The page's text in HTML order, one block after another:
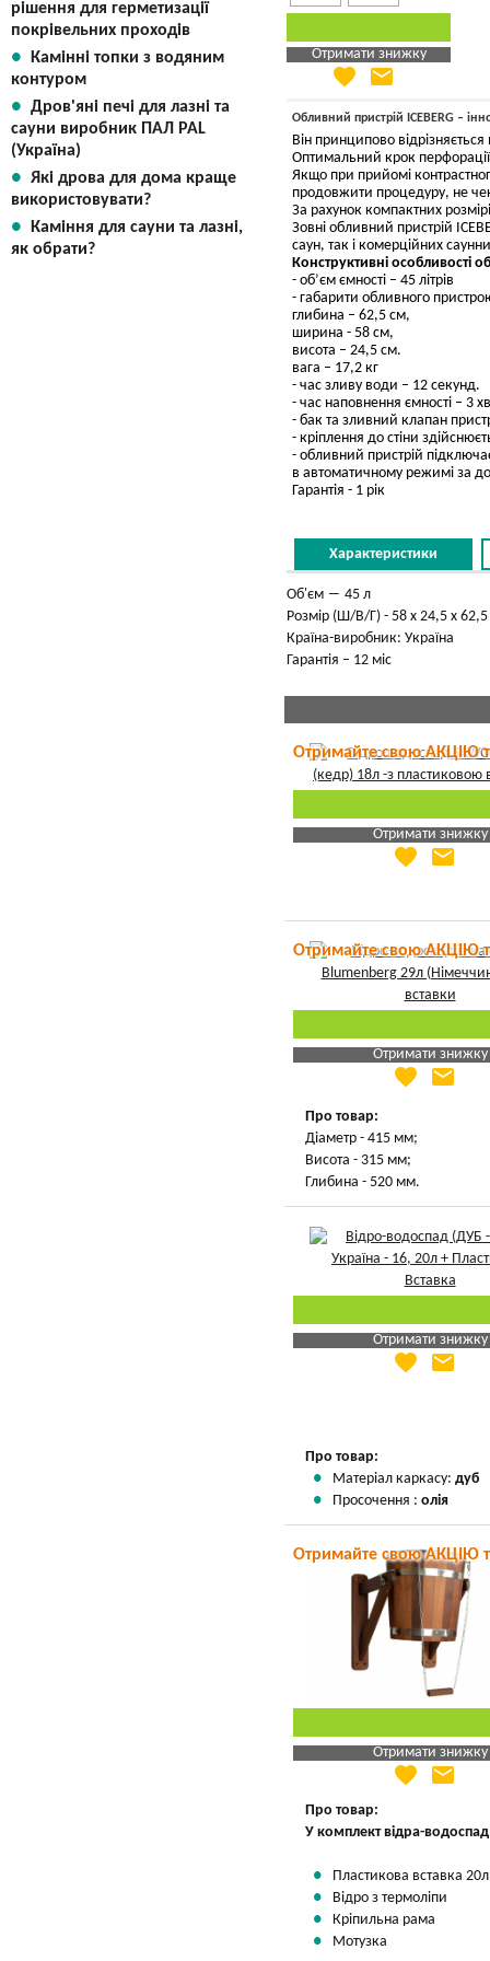
рішення для герметизації
покрівельних проходів
Камінні топки з водяним
контуром
Дров'яні печі для лазні та
сауни виробник ПАЛ PAL
(Україна)
Які дрова для дома краще
використовувати?
Каміння для сауни та лазні,
як обрати?
Отримати знижку
Яка Ваша ціна
Вказати мою ціну
favorite email
Обливний пристрій ICEBERG –
Він принципово
Оптимальний крок
Якщо при прийомі
продовжити процедуру, не
За рахунок компактних
Зовні обливний пристрій
саун, так і комерційних
Конструктивні особливості
- об’єм ємності – 45 літрів
- габарити обливного
глибина – 62,5 см,
ширина - 58 см,
висота – 24,5 см.
вага – 17,2 кг
- час зливу води – 12 секунд.
- час наповнення ємності – 3
- бак та зливний клапан
- кріплення до стіни
- обливний пристрій
в автоматичному режимі за
Гарантія - 1 рік
Характеристики
Об'єм ― 45 л
Розмір (Ш/В/Г) - 58 х 24,5 х
Країна-виробник: Україна
Гарантія – 12 міс
Отримайте свою АКЦІЮ
Отримати знижку
Яка Ваша ціна
favorite email
Отримайте свою АКЦІЮ
Отримати знижку
Яка Ваша ціна
favorite email
Про товар:
Діаметр - 415 мм;
Висота - 315 мм;
Глибина - 520 мм.
Отримати знижку
Яка Ваша ціна
favorite email
Про товар:
Матеріал каркасу: дуб
Просочення : олія
Отримайте свою АКЦІЮ
Отримати знижку
Яка Ваша ціна
Вказати мою ціну
favorite email
Про товар:
У комплект відра-
Пластикова вставка 20л
Відро з термоліпи
Кріпильна рама
Мотузка